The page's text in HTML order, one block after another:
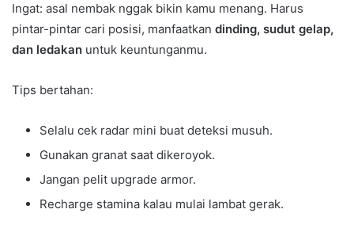
Ingat: asal nembak nggak bikin kamu menang. Harus
pintar-pintar cari posisi, manfaatkan dinding, sudut gelap,
dan ledakan untuk keuntunganmu.
Tips bertahan:
Selalu cek radar mini buat deteksi musuh.
Gunakan granat saat dikeroyok.
Jangan pelit upgrade armor.
Recharge stamina kalau mulai lambat gerak.